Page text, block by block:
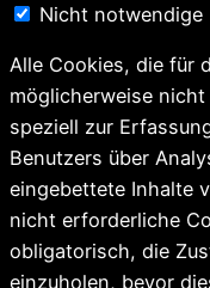
Nicht notwendige
Alle Cookies, die für
möglicherweise
speziell zur
Benutzers über
eingebettete Inhalte
nicht erforderliche
obligatorisch, die
einzuholen, bevor